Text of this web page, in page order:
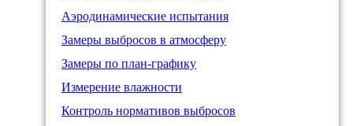
Аэродинамические испытания
Замеры выбросов в атмосферу
Замеры по план-графику
Измерение влажности
Контроль нормативов выбросов